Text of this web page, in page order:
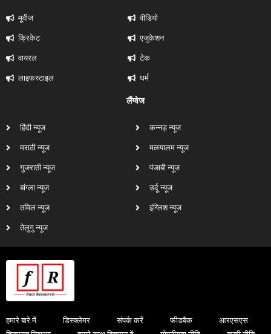
मूवीज
क्रिकेट
वायरल
लाइफस्टाइल
वीडियो
एजुकेशन
टेक
धर्म
लैंग्वेज
हिंदी न्यूज
मराठी न्यूज
गुजराती न्यूज
बांग्ला न्यूज
तमिल न्यूज
तेलुगु न्यूज
कन्नड़ न्यूज
मलयालम न्यूज
पंजाबी न्यूज
उर्दू न्यूज
इंग्लिश न्यूज
हमारे बारे में डिस्क्लेमर संपर्क करें फीडबैक
आरएसएस